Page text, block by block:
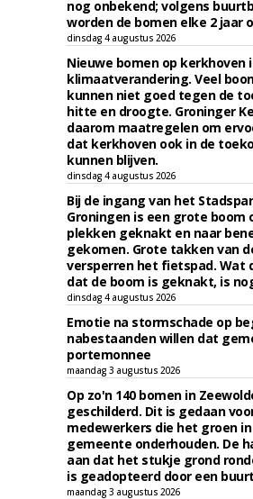
nog onbekend; volgens
worden de bomen elke 2 jaar
dinsdag 4 augustus 2026
Nieuwe bomen op kerkhoven
klimaatverandering. Veel
kunnen niet goed tegen de
hitte en droogte. Groninger
daarom maatregelen om
dat kerkhoven ook in de
kunnen blijven.
dinsdag 4 augustus 2026
Bij de ingang van het
Groningen is een grote boom
plekken geknakt en naar
gekomen. Grote takken van
versperren het fietspad. Wat
dat de boom is geknakt, is
dinsdag 4 augustus 2026
Emotie na stormschade op
nabestaanden willen dat
portemonnee
maandag 3 augustus 2026
Op zo'n 140 bomen in
geschilderd. Dit is gedaan
medewerkers die het groen in
gemeente onderhouden. De
aan dat het stukje grond
is geadopteerd door een
maandag 3 augustus 2026